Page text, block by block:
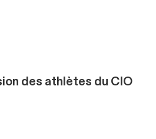
des athlètes du CIO